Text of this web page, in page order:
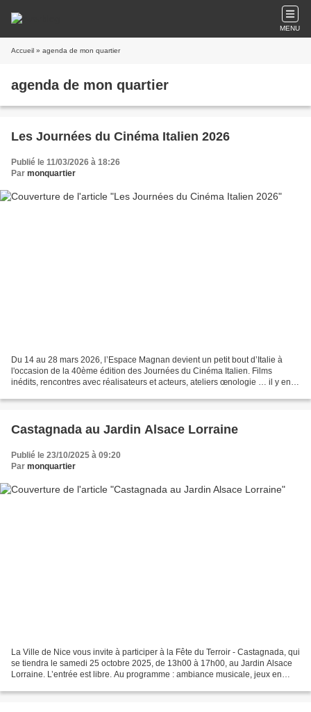
MENU
Accueil » agenda de mon quartier
agenda de mon quartier
Les Journées du Cinéma Italien 2026
Publié le 11/03/2026 à 18:26
Par monquartier
Du 14 au 28 mars 2026, l’Espace Magnan devient un petit bout d’Italie à
l'occasion de la 40ème édition des Journées du Cinéma Italien. Films
inédits, rencontres avec réalisateurs et acteurs, ateliers œnologie … il y en a
Castagnada au Jardin Alsace Lorraine
Publié le 23/10/2025 à 09:20
Par monquartier
La Ville de Nice vous invite à participer à la Fête du Terroir - Castagnada, qui
se tiendra le samedi 25 octobre 2025, de 13h00 à 17h00, au Jardin Alsace
Lorraine. L’entrée est libre. Au programme : ambiance musicale, jeux en